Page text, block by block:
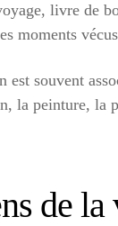
livre de
moments
est souvent
la peinture, la
de